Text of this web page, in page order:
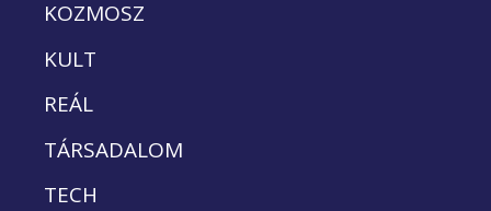
KOZMOSZ
KULT
REÁL
TÁRSADALOM
TECH